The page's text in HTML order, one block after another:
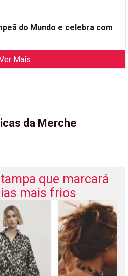
do Mundo e celebra com
Mais
da Merche
que marcará
mais frios